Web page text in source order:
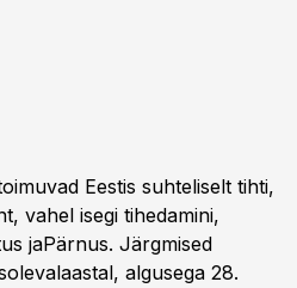
Eestis suhteliselt tihti,
vahel isegi tihedamini,
jaPärnus. Järgmised
algusega 28.